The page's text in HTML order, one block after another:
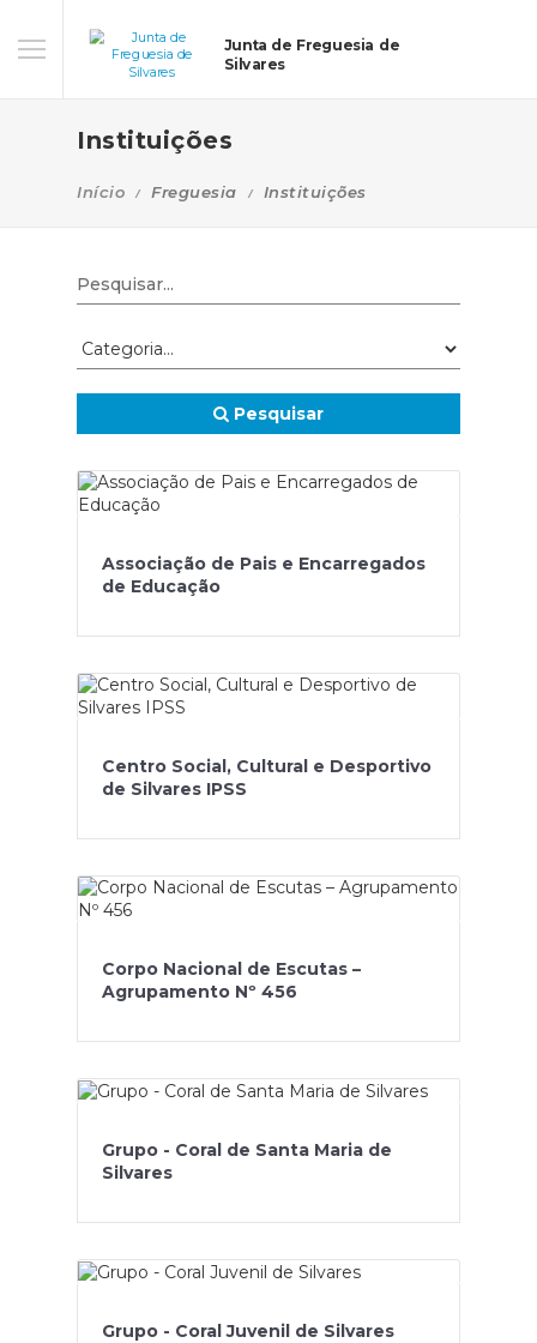
Junta de Freguesia de
Silvares
Instituições
Início Freguesia Instituições
Pesquisar
Associação de Pais e Encarregados
de Educação
Centro Social, Cultural e Desportivo
de Silvares IPSS
Corpo Nacional de Escutas –
Agrupamento Nº 456
Grupo - Coral de Santa Maria de
Silvares
Grupo - Coral Juvenil de Silvares